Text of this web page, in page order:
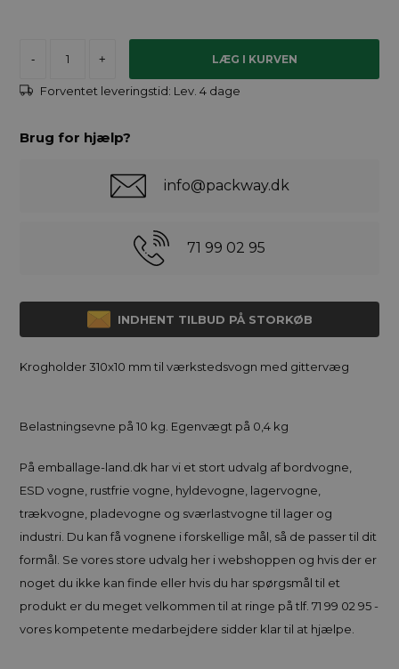
- +
Forventet leveringstid: Lev. 4 dage
Brug for hjælp?
info@packway.dk
71 99 02 95
INDHENT TILBUD PÅ STORKØB
Krogholder 310x10 mm til værkstedsvogn med gittervæg
Belastningsevne på 10 kg. Egenvægt på 0,4 kg
På emballage-land.dk har vi et stort udvalg af bordvogne,
ESD vogne, rustfrie vogne, hyldevogne, lagervogne,
trækvogne, pladevogne og sværlastvogne til lager og
industri. Du kan få vognene i forskellige mål, så de passer til dit
formål. Se vores store udvalg her i webshoppen og hvis der er
noget du ikke kan finde eller hvis du har spørgsmål til et
produkt er du meget velkommen til at ringe på tlf. 71 99 02 95 -
vores kompetente medarbejdere sidder klar til at hjælpe.